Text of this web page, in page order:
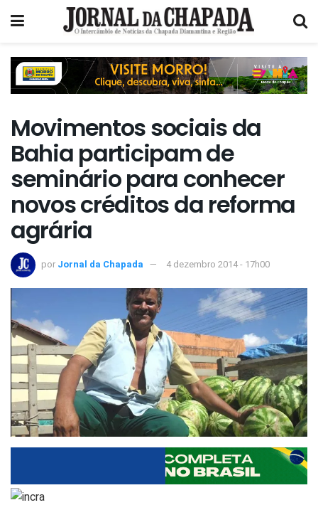
Movimentos sociais da
Bahia participam de
seminário para conhecer
novos créditos da reforma
agrária
por Jornal da Chapada 4 dezembro 2014 - 17h00